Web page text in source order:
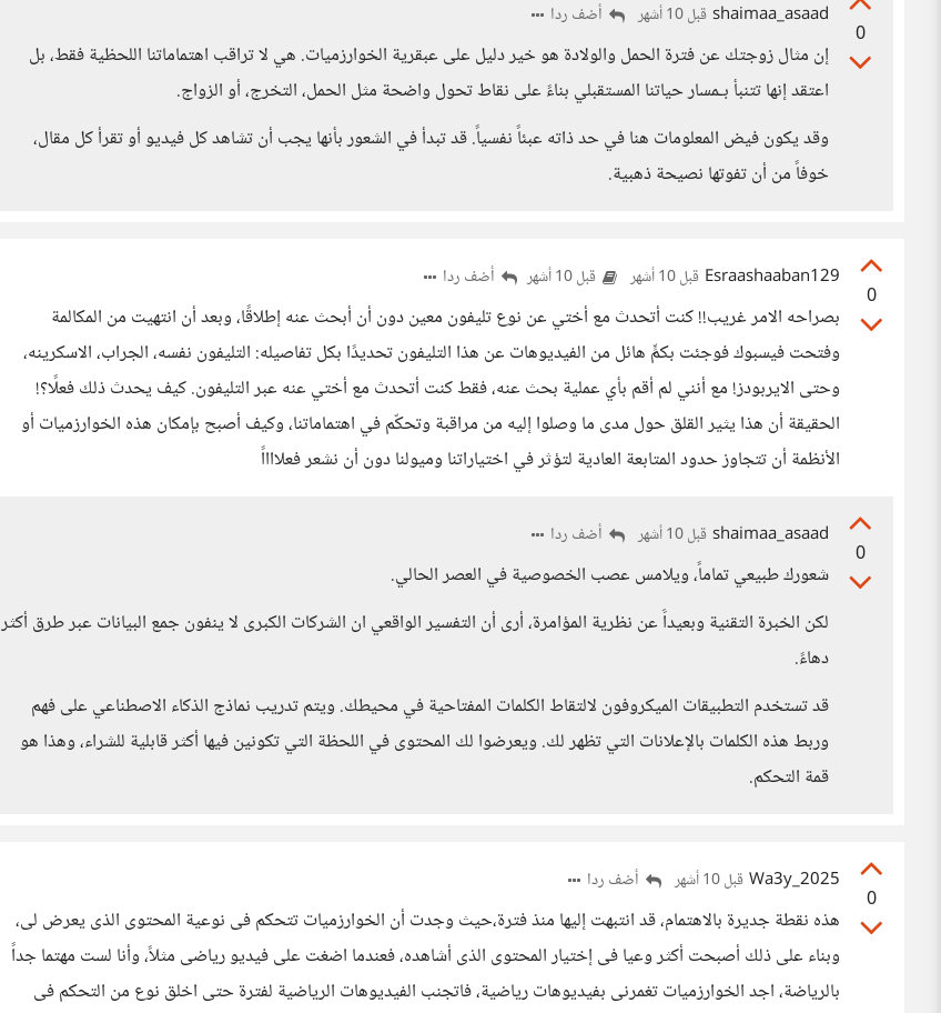
0
shaimaa_asaad قبل 10 أشهر أضف ردا
إن مثال زوجتك عن فترة الحمل والولادة هو خير دليل على عبقرية الخوارزميات. هي لا تراقب اهتماماتنا اللحظية فقط، بل
اعتقد إنها تتنبأ بـمسار حياتنا المستقبلي بناءً على نقاط تحول واضحة مثل الحمل، التخرج، أو الزواج.
وقد يكون فيض المعلومات هنا في حد ذاته عبئاً نفسياً. قد تبدأ في الشعور بأنها يجب أن تشاهد كل فيديو أو تقرأ كل مقال،
خوفاً من أن تفوتها نصيحة ذهبية.
0
Esraashaaban129 قبل 10 أشهر قبل 10 أشهر أضف ردا
بصراحه الامر غريب!! كنت أتحدث مع أختي عن نوع تليفون معين دون أن أبحث عنه إطلاقًا، وبعد أن انتهيت من المكالمة
وفتحت فيسبوك فوجئت بكمٍّ هائل من الفيديوهات عن هذا التليفون تحديدًا بكل تفاصيله: التليفون نفسه، الجراب، الاسكرينه،
وحتى الايربودز! مع أنني لم أقم بأي عملية بحث عنه، فقط كنت أتحدث مع أختي عنه عبر التليفون. كيف يحدث ذلك فعلًا؟!
الحقيقة أن هذا يثير القلق حول مدى ما وصلوا إليه من مراقبة وتحكّم في اهتماماتنا، وكيف أصبح بإمكان هذه الخوارزميات أو
الأنظمة أن تتجاوز حدود المتابعة العادية لتؤثر في اختياراتنا وميولنا دون أن نشعر فعلااااً
0
shaimaa_asaad قبل 10 أشهر أضف ردا
شعورك طبيعي تماماً، ويلامس عصب الخصوصية في العصر الحالي.
لكن الخبرة التقنية وبعيداََ عن نظرية المؤامرة، أرى أن التفسير الواقعي ان الشركات الكبرى لا ينفون جمع البيانات عبر طرق أكثر
دهاءً.
قد تستخدم التطبيقات الميكروفون لالتقاط الكلمات المفتاحية في محيطك. ويتم تدريب نماذج الذكاء الاصطناعي على فهم
وربط هذه الكلمات بالإعلانات التي تظهر لك. ويعرضوا لك المحتوى في اللحظة التي تكونين فيها أكثر قابلية للشراء، وهذا هو
قمة التحكم.
0
Wa3y_2025 قبل 10 أشهر أضف ردا
هذه نقطة جديرة بالاهتمام، قد انتبهت إليها منذ فترة،حيث وجدت أن الخوارزميات تتحكم فى نوعية المحتوى الذى يعرض لى،
وبناء على ذلك أصبحت أكثر وعيا فى إختيار المحتوى الذى أشاهده، فعندما اضغت على فيديو رياضى مثلاً، وأنا لست مهتما جداً
بالرياضة، اجد الخوارزميات تغمرنى بفيديوهات رياضية، فاتجنب الفيديوهات الرياضية لفترة حتى اخلق نوع من التحكم فى